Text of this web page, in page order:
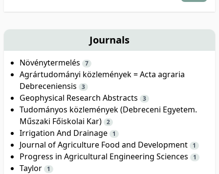
Journals
Növénytermelés 7
Agrártudományi közlemények = Acta agraria
Debreceniensis
3
Geophysical Research Abstracts 3
Tudományos közlemények (Debreceni Egyetem.
Műszaki Főiskolai Kar) 2
Irrigation And Drainage 1
Journal of Agriculture Food and Development 1
Progress in Agricultural Engineering Sciences 1
Taylor 1